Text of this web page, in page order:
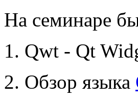
На семинаре
1. Qwt - Qt
2. Обзор языка